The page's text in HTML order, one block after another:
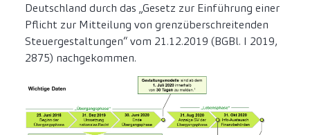
Deutschland durch das „Gesetz zur Einführung einer
Pflicht zur Mitteilung von grenzüberschreitenden
Steuergestaltungen“ vom 21.12.2019 (BGBl. I 2019,
2875) nachgekommen.